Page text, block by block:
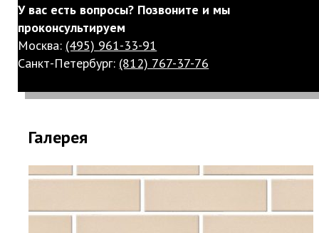
У вас есть вопросы? Позвоните и мы
проконсультируем
Москва: (495) 961-33-91
Санкт-Петербург: (812) 767-37-76
Галерея